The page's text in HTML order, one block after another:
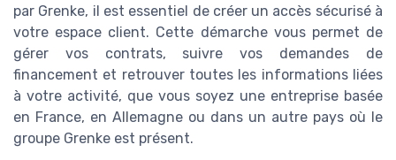
par Grenke, il est essentiel de créer un accès sécurisé à
votre espace client. Cette démarche vous permet de
gérer vos contrats, suivre vos demandes de
financement et retrouver toutes les informations liées
à votre activité, que vous soyez une entreprise basée
en France, en Allemagne ou dans un autre pays où le
groupe Grenke est présent.